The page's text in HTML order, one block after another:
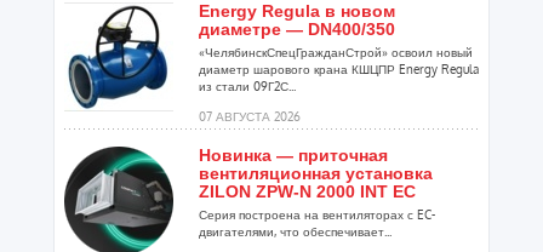
Energy Regula в новом
диаметре — DN400/350
«ЧелябинскСпецГражданСтрой» освоил новый
диаметр шарового крана КШЦПР Energy Regula
из стали 09Г2С...
07 АВГУСТА 2026
Новинка — приточная
вентиляционная установка
ZILON ZPW-N 2000 INT EC
Серия построена на вентиляторах с EC-
двигателями, что обеспечивает...